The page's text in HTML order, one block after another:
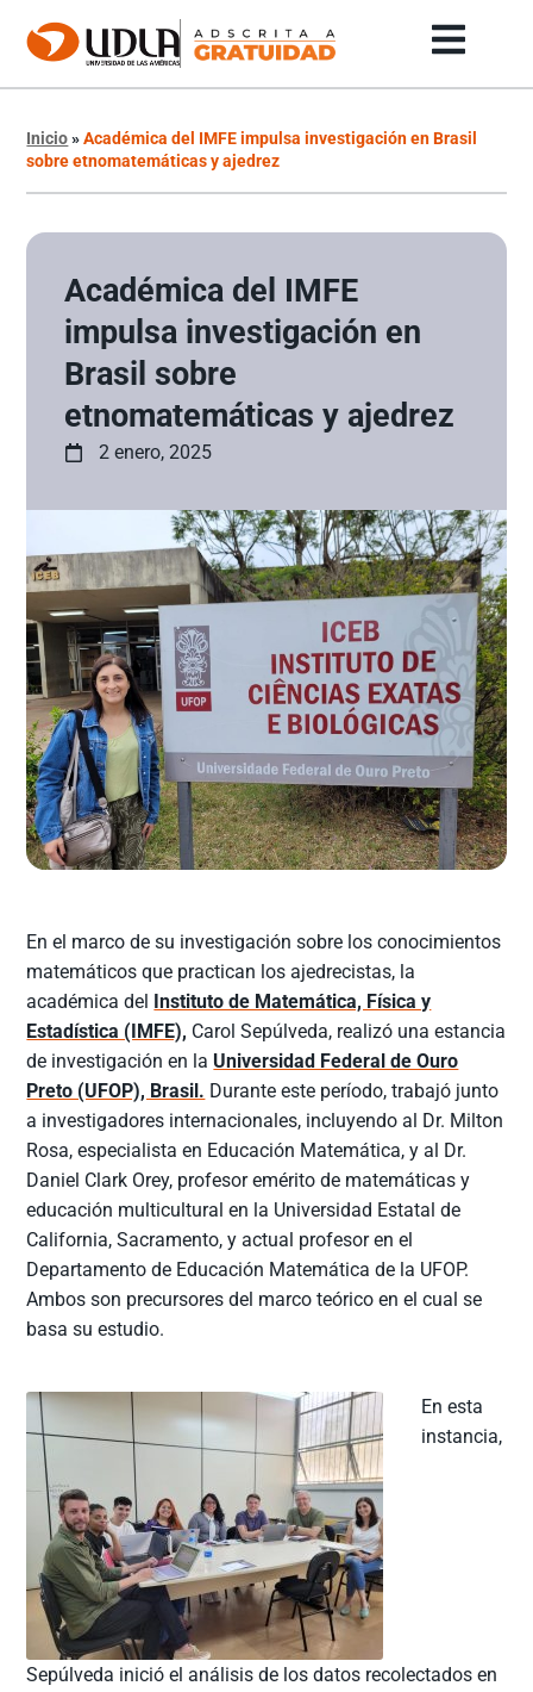
Inicio»Académica del IMFE impulsa investigación en Brasil
sobre etnomatemáticas y ajedrez
Académica del IMFE
impulsa investigación en
Brasil sobre
etnomatemáticas y ajedrez
2 enero, 2025
En el marco de su investigación sobre los conocimientos
matemáticos que practican los ajedrecistas, la
académica del Instituto de Matemática, Física y
Estadística (IMFE), Carol Sepúlveda, realizó una estancia
de investigación en la Universidad Federal de Ouro
Preto (UFOP), Brasil. Durante este período, trabajó junto
a investigadores internacionales, incluyendo al Dr. Milton
Rosa, especialista en Educación Matemática, y al Dr.
Daniel Clark Orey, profesor emérito de matemáticas y
educación multicultural en la Universidad Estatal de
California, Sacramento, y actual profesor en el
Departamento de Educación Matemática de la UFOP.
Ambos son precursores del marco teórico en el cual se
basa su estudio.
En esta
instancia,
Sepúlveda inició el análisis de los datos recolectados en